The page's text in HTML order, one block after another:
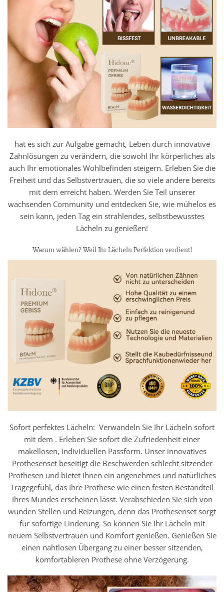
hat es sich zur Aufgabe gemacht, Leben durch innovative
Zahnlösungen zu verändern, die sowohl Ihr körperliches als
auch Ihr emotionales Wohlbefinden steigern. Erleben Sie die
Freiheit und das Selbstvertrauen, die so viele andere bereits
mit dem erreicht haben. Werden Sie Teil unserer
wachsenden Community und entdecken Sie, wie mühelos es
sein kann, jeden Tag ein strahlendes, selbstbewusstes
Lächeln zu genießen!
Warum wählen? Weil Ihr Lächeln Perfektion verdient!
Sofort perfektes Lächeln: Verwandeln Sie Ihr Lächeln sofort
mit dem . Erleben Sie sofort die Zufriedenheit einer
makellosen, individuellen Passform. Unser innovatives
Prothesenset beseitigt die Beschwerden schlecht sitzender
Prothesen und bietet Ihnen ein angenehmes und natürliches
Tragegefühl, das Ihre Prothese wie einen festen Bestandteil
Ihres Mundes erscheinen lässt. Verabschieden Sie sich von
wunden Stellen und Reizungen, denn das Prothesenset sorgt
für sofortige Linderung. So können Sie Ihr Lächeln mit
neuem Selbstvertrauen und Komfort genießen. Genießen Sie
einen nahtlosen Übergang zu einer besser sitzenden,
komfortableren Prothese ohne Verzögerung.